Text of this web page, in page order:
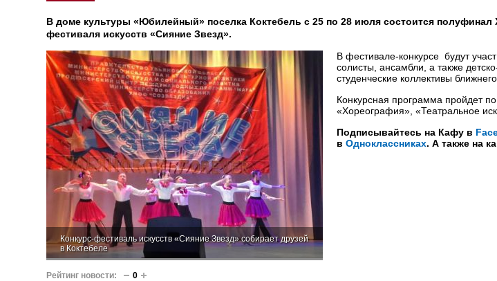
В доме культуры «Юбилейный» поселка Коктебель с 25 по 28 июля состоится полуфинал
фестиваля искусств «Сияние Звезд».
Конкурс-фестиваль искусств «Сияние Звезд» собирает друзей
в Коктебеле
В фестивале-конкурсе будут
солисты, ансамбли, а также
студенческие коллективы
Конкурсная программа пройдет
«Хореография», «Театральное
Подписывайтесь на Кафу в
в Одноклассниках. А также на
Рейтинг новости: 0